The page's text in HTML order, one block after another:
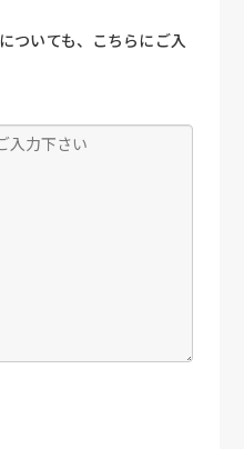
ついても、こちらにご入